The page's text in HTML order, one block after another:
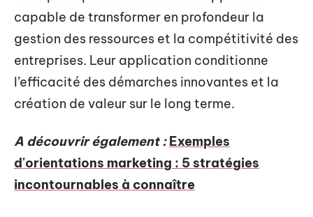
capable de transformer en profondeur la
gestion des ressources et la compétitivité des
entreprises. Leur application conditionne
l’efficacité des démarches innovantes et la
création de valeur sur le long terme.
A découvrir également : Exemples
d'orientations marketing : 5 stratégies
incontournables à connaître